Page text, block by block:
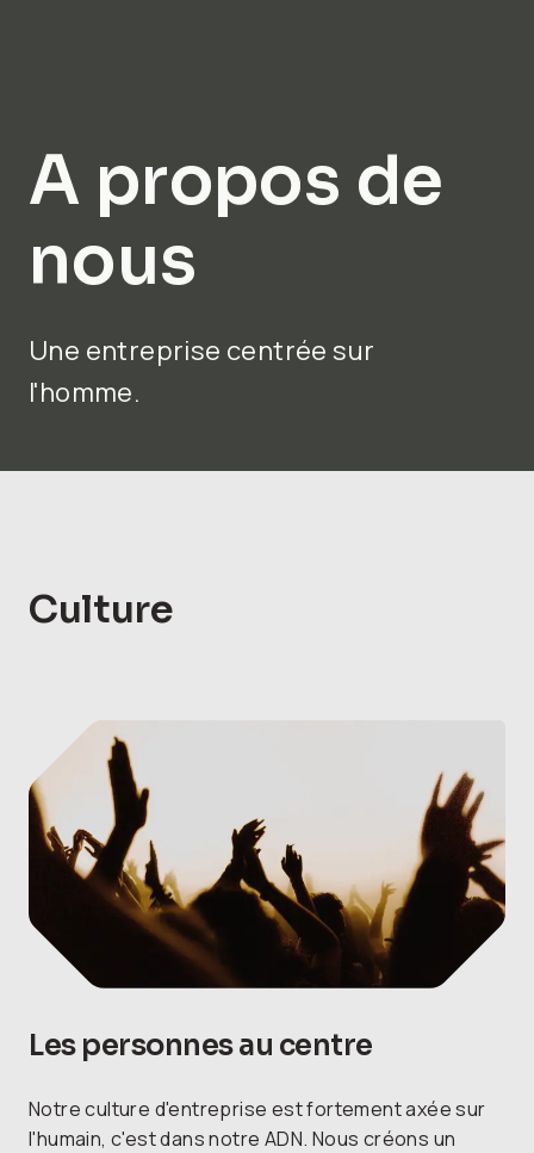
A propos de
nous
Une entreprise centrée sur
l'homme.
Culture
Les personnes au centre
Notre culture d'entreprise est fortement axée sur
l'humain, c'est dans notre ADN. Nous créons un